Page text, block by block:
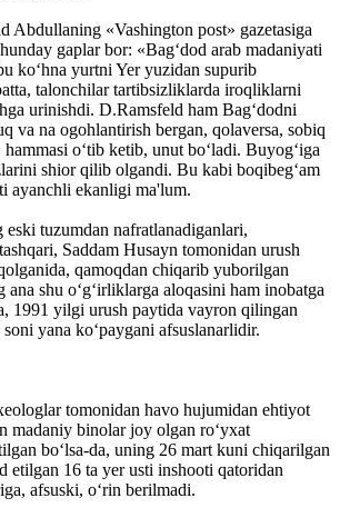
Abdullaning «Vashington post» gazetasiga
gaplar bor: «Bag‘dod arab madaniyati
ko‘hna yurtni Yer yuzidan supurib
talonchilar tartibsizliklarda iroqliklarni
urinishdi. D.Ramsfeld ham Bag‘dodni
va na ogohlantirish bergan, qolaversa, sobiq
o‘tib ketib, unut bo‘ladi. Buyog‘iga
shior qilib olgandi. Bu kabi boqibeg‘am
ayanchli ekanligi ma'lum.
tuzumdan nafratlanadiganlari,
Saddam Husayn tomonidan urush
qamoqdan chiqarib yuborilgan
ana shu o‘g‘irliklarga aloqasini ham inobatga
1991 yilgi urush paytida vayron qilingan
yana ko‘paygani afsuslanarlidir.
tomonidan havo hujumidan ehtiyot
madaniy binolar joy olgan ro‘yxat
bo‘lsa-da, uning 26 mart kuni chiqarilgan
etilgan 16 ta yer usti inshoo­ti qatoridan
afsuski, o‘rin berilmadi.